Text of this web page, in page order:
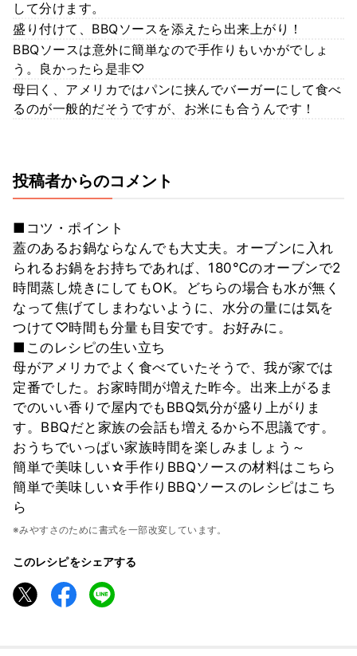
して分けます。
盛り付けて、BBQソースを添えたら出来上がり！
BBQソースは意外に簡単なので手作りもいかがでしょ
う。良かったら是非♡
母曰く、アメリカではパンに挟んでバーガーにして食べ
るのが一般的だそうですが、お米にも合うんです！
投稿者からのコメント
■コツ・ポイント
蓋のあるお鍋ならなんでも大丈夫。オーブンに入れ
られるお鍋をお持ちであれば、180℃のオーブンで2
時間蒸し焼きにしてもOK。どちらの場合も水が無く
なって焦げてしまわないように、水分の量には気を
つけて♡時間も分量も目安です。お好みに。
■このレシピの生い立ち
母がアメリカでよく食べていたそうで、我が家では
定番でした。お家時間が増えた昨今。出来上がるま
でのいい香りで屋内でもBBQ気分が盛り上がりま
す。BBQだと家族の会話も増えるから不思議です。
おうちでいっぱい家族時間を楽しみましょう～
簡単で美味しい☆手作りBBQソースの材料はこちら
簡単で美味しい☆手作りBBQソースのレシピはこち
ら
※みやすさのために書式を一部改変しています。
このレシピをシェアする